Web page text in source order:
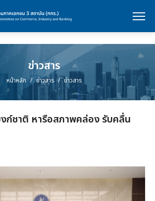
รือสภาพคล่อง รับคลื่นสินค้าจีน
ข่าวสาร
หน้าหลัก ข่าวสาร ข่าวสาร
ก์ชาติ หารือสภาพคล่อง รับคลื่น